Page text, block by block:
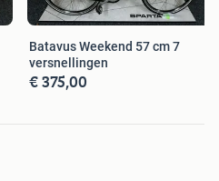
Batavus Weekend 57 cm 7
versnellingen
€ 375,00